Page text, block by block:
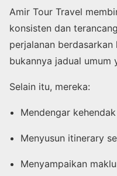
Amir Tour Travel
konsisten dan
perjalanan
bukannya jadual umum
Selain itu, mereka:
Mendengar
Menyusun itinerary
Menyampaikan